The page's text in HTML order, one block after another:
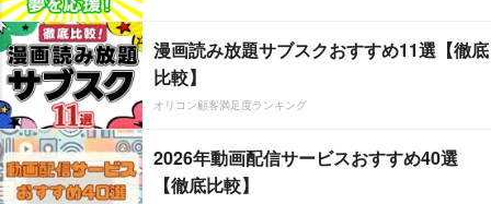
漫画読み放題サブスクおすすめ11選【徹底
比較】
オリコン顧客満足度ランキング
2026年動画配信サービスおすすめ40選
【徹底比較】